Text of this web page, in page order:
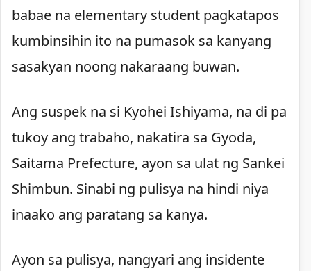
babae na elementary student pagkatapos
kumbinsihin ito na pumasok sa kanyang
sasakyan noong nakaraang buwan.
Ang suspek na si Kyohei Ishiyama, na di pa
tukoy ang trabaho, nakatira sa Gyoda,
Saitama Prefecture, ayon sa ulat ng Sankei
Shimbun. Sinabi ng pulisya na hindi niya
inaako ang paratang sa kanya.
Ayon sa pulisya, nangyari ang insidente